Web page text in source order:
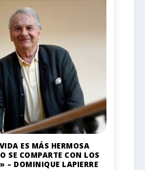
ES MÁS HERMOSA
SE COMPARTE CON LOS
– DOMINIQUE LAPIERRE